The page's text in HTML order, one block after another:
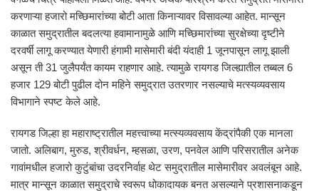
करणाऱ्या हजारो मच्छिमारांच्या बोटी आता किनाऱ्यावर विसावल्या आहेत. मान्सून
काळात समुद्रातील बदलत्या हवामानामुळे आणि मच्छिमारांच्या सुरक्षेच्या दृष्टीने
दरवर्षी लागू करण्यात येणारी हंगामी मासेमारी बंदी यंदाही 1 जूनपासून लागू झाली
असून ती 31 जुलैपर्यंत कायम राहणार आहे. त्यामुळे रायगड जिल्ह्यातील तब्बल 6
हजार 129 बोटी पुढील दोन महिने समुद्रात उतरणार नसल्याचे मत्स्यव्यवसाय
विभागाने स्पष्ट केले आहे.
रायगड जिल्हा हा महाराष्ट्रातील महत्त्वाच्या मत्स्यव्यवसाय केंद्रांपैकी एक मानला
जातो. अलिबाग, मुरुड, श्रीवर्धन, म्हसळा, उरण, पनवेल आणि परिसरातील अनेक
गावांमधील हजारो कुटुंबांचा उदरनिर्वाह थेट समुद्रातील मासेमारीवर अवलंबून आहे.
मात्र मान्सून काळात समुद्राचे स्वरूप धोकादायक बनत असल्याने प्रशासनाकडून